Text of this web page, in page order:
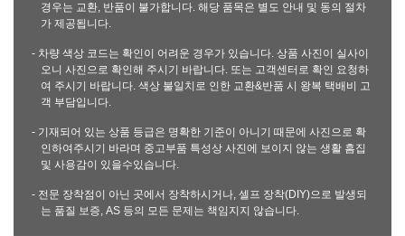
경우는 교환, 반품이 불가합니다. 해당 품목은 별도 안내 및 동의 절차
가 제공됩니다.
- 차량 색상 코드는 확인이 어려운 경우가 있습니다. 상품 사진이 실사이
오니 사진으로 확인해 주시기 바랍니다. 또는 고객센터로 확인 요청하
여 주시기 바랍니다. 색상 불일치로 인한 교환&반품 시 왕복 택배비 고
객 부담입니다.
- 기재되어 있는 상품 등급은 명확한 기준이 아니기 때문에 사진으로 확
인하여주시기 바라며 중고부품 특성상 사진에 보이지 않는 생활 흠집
및 사용감이 있을수있습니다.
- 전문 장착점이 아닌 곳에서 장착하시거나, 셀프 장착(DIY)으로 발생되
는 품질 보증, AS 등의 모든 문제는 책임지지 않습니다.